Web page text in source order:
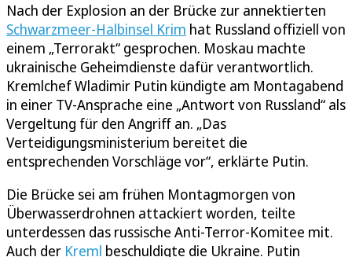
Nach der Explosion an der Brücke zur annektierten
Schwarzmeer-Halbinsel Krim hat Russland offiziell von
einem „Terrorakt“ gesprochen. Moskau machte
ukrainische Geheimdienste dafür verantwortlich.
Kremlchef Wladimir Putin kündigte am Montagabend
in einer TV-Ansprache eine „Antwort von Russland“ als
Vergeltung für den Angriff an. „Das
Verteidigungsministerium bereitet die
entsprechenden Vorschläge vor“, erklärte Putin.
Die Brücke sei am frühen Montagmorgen von
Überwasserdrohnen attackiert worden, teilte
unterdessen das russische Anti-Terror-Komitee mit.
Auch der Kreml beschuldigte die Ukraine. Putin